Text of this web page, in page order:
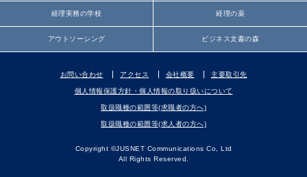
経理実務の学校 経理の薬
アウトソーシング ビジネス文書の森
お問い合わせ アクセス 会社概要 主要取引先
個人情報保護方針・個人情報の取り扱いについて
取扱職種の範囲等(求職者の方へ)
取扱職種の範囲等(求人者の方へ)
Copyright ©JUSNET Communications Co, Ltd
All Rights Reserved.